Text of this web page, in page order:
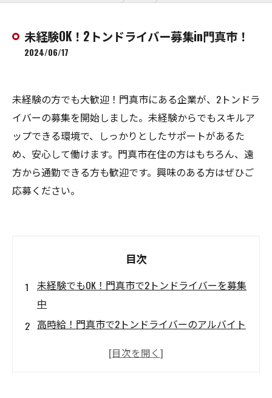
未経験OK！2トンドライバー募集in門真市！
2024/06/17
未経験の方でも大歓迎！門真市にある企業が、2トンドラ
イバーの募集を開始しました。未経験からでもスキルア
ップできる環境で、しっかりとしたサポートがあるた
め、安心して働けます。門真市在住の方はもちろん、遠
方から通勤できる方も歓迎です。興味のある方はぜひご
応募ください。
目次
未経験でもOK！門真市で2トンドライバーを募集
中
高時給！門真市で2トンドライバーのアルバイト
安定して働ける！門真市の企業が2トンドライバ